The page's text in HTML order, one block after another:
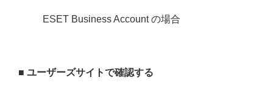
ESET Business Account の場合
■ ユーザーズサイトで確認する